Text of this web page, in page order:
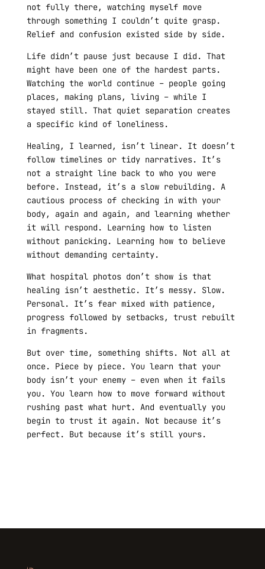
not fully there, watching myself move
through something I couldn’t quite grasp.
Relief and confusion existed side by side.
Life didn’t pause just because I did. That
might have been one of the hardest parts.
Watching the world continue – people going
places, making plans, living – while I
stayed still. That quiet separation creates
a specific kind of loneliness.
Healing, I learned, isn’t linear. It doesn’t
follow timelines or tidy narratives. It’s
not a straight line back to who you were
before. Instead, it’s a slow rebuilding. A
cautious process of checking in with your
body, again and again, and learning whether
it will respond. Learning how to listen
without panicking. Learning how to believe
without demanding certainty.
What hospital photos don’t show is that
healing isn’t aesthetic. It’s messy. Slow.
Personal. It’s fear mixed with patience,
progress followed by setbacks, trust rebuilt
in fragments.
But over time, something shifts. Not all at
once. Piece by piece. You learn that your
body isn’t your enemy – even when it fails
you. You learn how to move forward without
rushing past what hurt. And eventually you
begin to trust it again. Not because it’s
perfect. But because it’s still yours.